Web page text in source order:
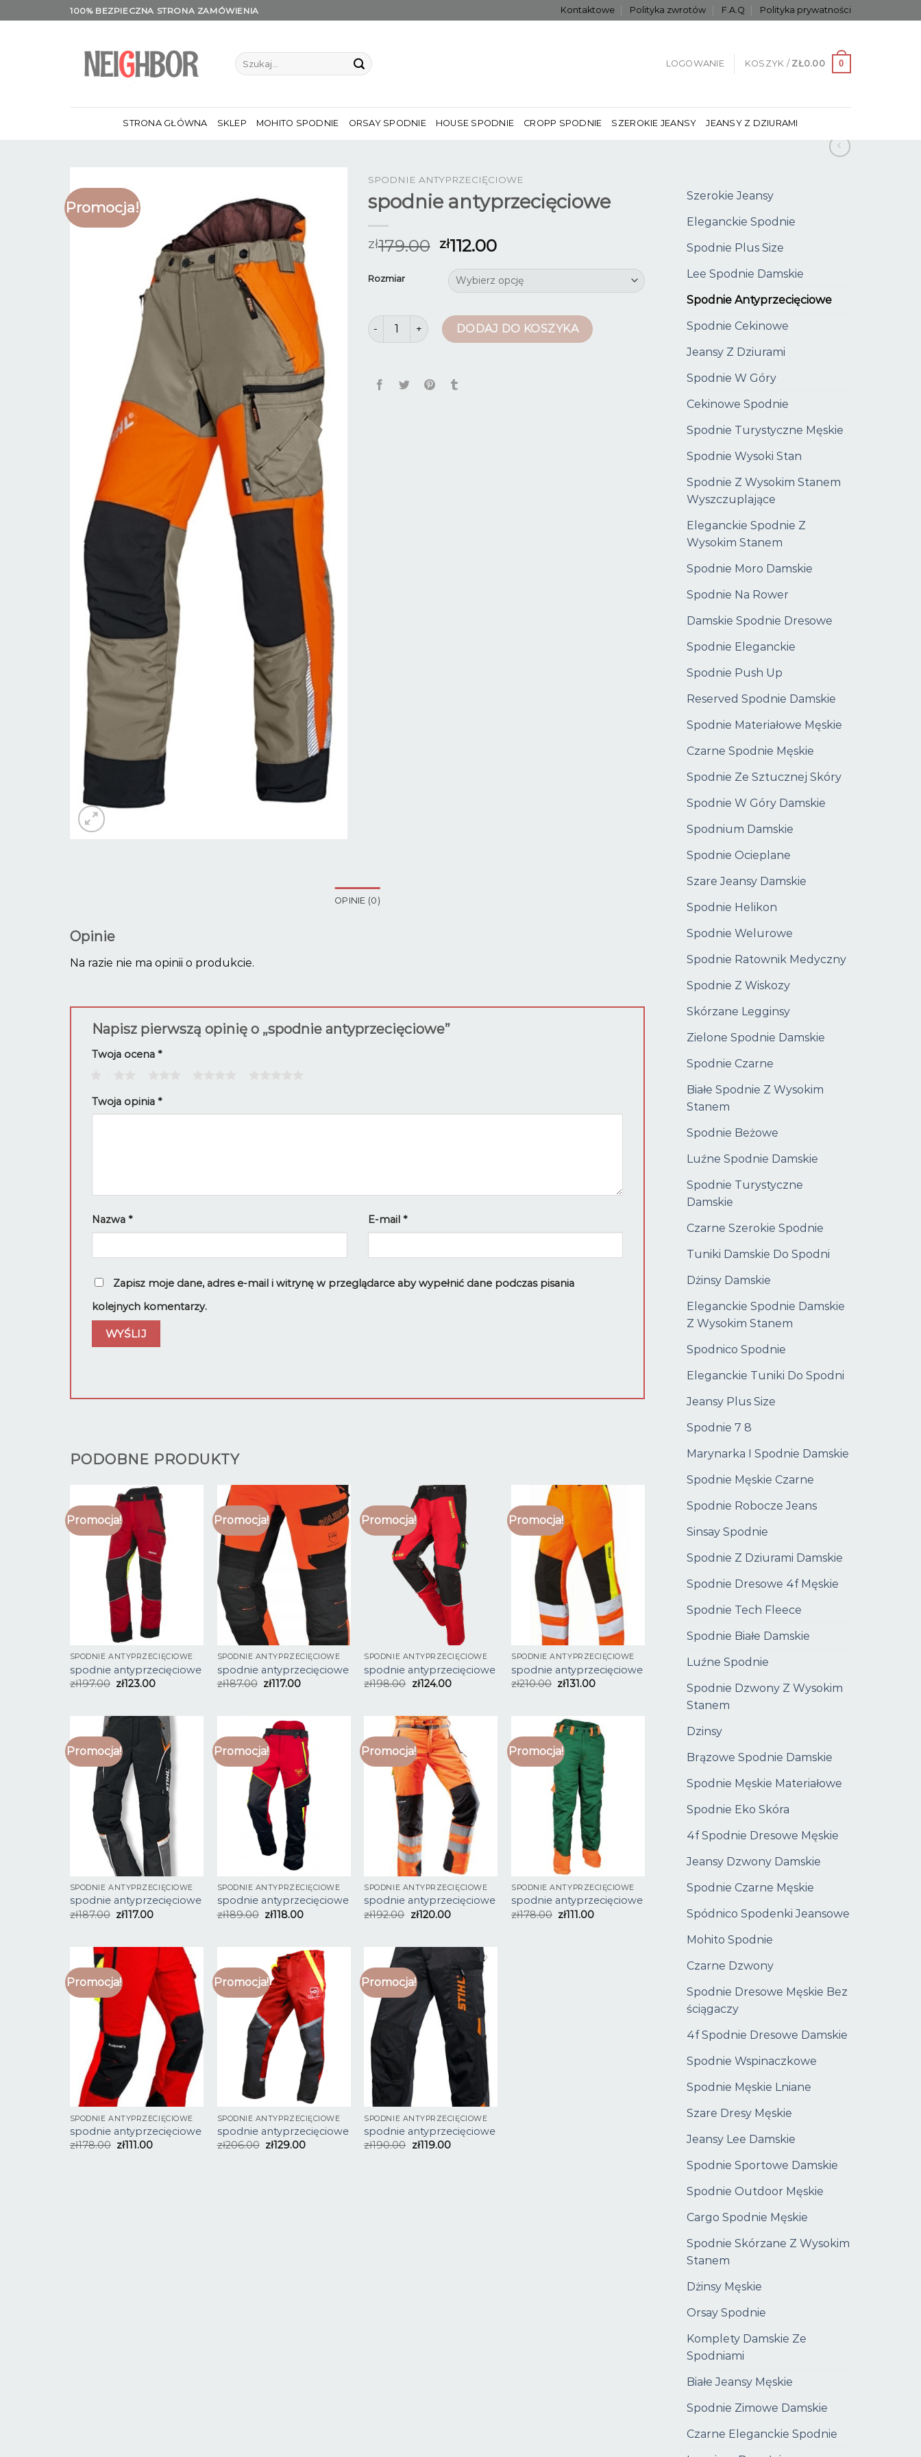
to
100% BEZPIECZNA STRONA ZAMÓWIENIA Kontaktowe Polityka zwrotów F.A.Q Polityka prywatności
Szukaj:
LOGOWANIE KOSZYK / ZŁ0.00 0
STRONA GŁÓWNA SKLEP MOHITO SPODNIE ORSAY SPODNIE HOUSE SPODNIE CROPP SPODNIE SZEROKIE JEANSY JEANSY Z DZIURAMI
Szerokie Jeansy
Eleganckie Spodnie
Spodnie Plus Size
Lee Spodnie Damskie
Spodnie Antyprzecięciowe
Spodnie Cekinowe
Jeansy Z Dziurami
Spodnie W Góry
Cekinowe Spodnie
Spodnie Turystyczne Męskie
Spodnie Wysoki Stan
Spodnie Z Wysokim Stanem
Wyszczuplające
Eleganckie Spodnie Z
Wysokim Stanem
Spodnie Moro Damskie
Spodnie Na Rower
Damskie Spodnie Dresowe
Spodnie Eleganckie
Spodnie Push Up
Reserved Spodnie Damskie
Spodnie Materiałowe Męskie
Czarne Spodnie Męskie
Spodnie Ze Sztucznej Skóry
Spodnie W Góry Damskie
Spodnium Damskie
Spodnie Ocieplane
Szare Jeansy Damskie
Spodnie Helikon
Spodnie Welurowe
Spodnie Ratownik Medyczny
Spodnie Z Wiskozy
Skórzane Legginsy
Zielone Spodnie Damskie
Spodnie Czarne
Białe Spodnie Z Wysokim
Stanem
Spodnie Beżowe
Luźne Spodnie Damskie
Spodnie Turystyczne
Damskie
Czarne Szerokie Spodnie
Tuniki Damskie Do Spodni
Dżinsy Damskie
Eleganckie Spodnie Damskie
Z Wysokim Stanem
Spodnico Spodnie
Eleganckie Tuniki Do Spodni
Jeansy Plus Size
Spodnie 7 8
Marynarka I Spodnie Damskie
Spodnie Męskie Czarne
Spodnie Robocze Jeans
Sinsay Spodnie
Spodnie Z Dziurami Damskie
Spodnie Dresowe 4f Męskie
Spodnie Tech Fleece
Spodnie Białe Damskie
Luźne Spodnie
Spodnie Dzwony Z Wysokim
Stanem
Dzinsy
Brązowe Spodnie Damskie
Spodnie Męskie Materiałowe
Spodnie Eko Skóra
4f Spodnie Dresowe Męskie
Jeansy Dzwony Damskie
Spodnie Czarne Męskie
Spódnico Spodenki Jeansowe
Mohito Spodnie
Czarne Dzwony
Spodnie Dresowe Męskie Bez
ściągaczy
4f Spodnie Dresowe Damskie
Spodnie Wspinaczkowe
Spodnie Męskie Lniane
Szare Dresy Męskie
Jeansy Lee Damskie
Spodnie Sportowe Damskie
Spodnie Outdoor Męskie
Cargo Spodnie Męskie
Spodnie Skórzane Z Wysokim
Stanem
Dżinsy Męskie
Orsay Spodnie
Komplety Damskie Ze
Spodniami
Białe Jeansy Męskie
Spodnie Zimowe Damskie
Czarne Eleganckie Spodnie
Promocja!
SPODNIE ANTYPRZECIĘCIOWE
spodnie antyprzecięciowe
zł179.00 zł112.00
Rozmiar
ilość spodnie antyprzecięcioweDODAJ DO KOSZYKA
OPINIE (0)
Opinie
Na razie nie ma opinii o produkcie.
Napisz pierwszą opinię o „spodnie antyprzecięciowe”
Twoja ocena *
Twoja opinia *
Nazwa * E-mail *
Zapisz moje dane, adres e-mail i witrynę w przeglądarce aby wypełnić dane podczas pisania
kolejnych komentarzy.
PODOBNE PRODUKTY
Promocja!
SPODNIE ANTYPRZECIĘCIOWE
spodnie antyprzecięciowe
zł197.00 zł123.00
Promocja!
SPODNIE ANTYPRZECIĘCIOWE
spodnie antyprzecięciowe
zł187.00 zł117.00
Promocja!
SPODNIE ANTYPRZECIĘCIOWE
spodnie antyprzecięciowe
zł198.00 zł124.00
Promocja!
SPODNIE ANTYPRZECIĘCIOWE
spodnie antyprzecięciowe
zł210.00 zł131.00
Promocja!
SPODNIE ANTYPRZECIĘCIOWE
spodnie antyprzecięciowe
zł187.00 zł117.00
Promocja!
SPODNIE ANTYPRZECIĘCIOWE
spodnie antyprzecięciowe
zł189.00 zł118.00
Promocja!
SPODNIE ANTYPRZECIĘCIOWE
spodnie antyprzecięciowe
zł192.00 zł120.00
Promocja!
SPODNIE ANTYPRZECIĘCIOWE
spodnie antyprzecięciowe
zł178.00 zł111.00
Promocja!
SPODNIE ANTYPRZECIĘCIOWE
spodnie antyprzecięciowe
zł178.00 zł111.00
Promocja!
SPODNIE ANTYPRZECIĘCIOWE
spodnie antyprzecięciowe
zł206.00 zł129.00
Promocja!
SPODNIE ANTYPRZECIĘCIOWE
spodnie antyprzecięciowe
zł190.00 zł119.00